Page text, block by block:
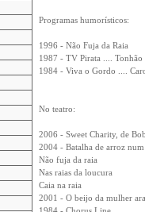
Programas humorísticos:
1996 - Não Fuja da Raia
1987 - TV Pirata ....
1984 - Viva o Gordo ....
No teatro:
2006 - Sweet Charity, de
2004 - Batalha de arroz
Não fuja da raia
Nas raias da loucura
Caia na raia
2001 - O beijo da mulher